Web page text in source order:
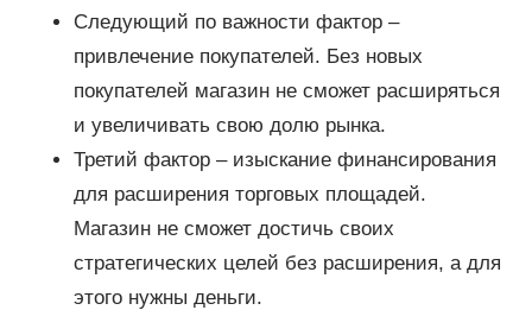
Следующий по важности фактор –
привлечение покупателей. Без новых
покупателей магазин не сможет расширяться
и увеличивать свою долю рынка.
Третий фактор – изыскание финансирования
для расширения торговых площадей.
Магазин не сможет достичь своих
стратегических целей без расширения, а для
этого нужны деньги.